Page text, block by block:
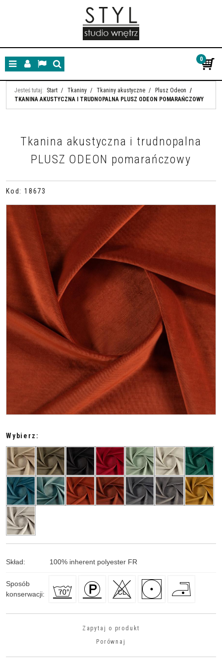
MenuPanelLangSzukaj
0
Jesteś tutaj: Start / Tkaniny / Tkaniny akustyczne / Plusz Odeon /
TKANINA AKUSTYCZNA I TRUDNOPALNA PLUSZ ODEON POMARAŃCZOWY
Tkanina akustyczna i trudnopalna
PLUSZ ODEON pomarańczowy
Kod : 18673
Wybierz:
Skład: 100% inherent polyester FR
Sposób
konserwacji:
Zapytaj o produkt
Porównaj